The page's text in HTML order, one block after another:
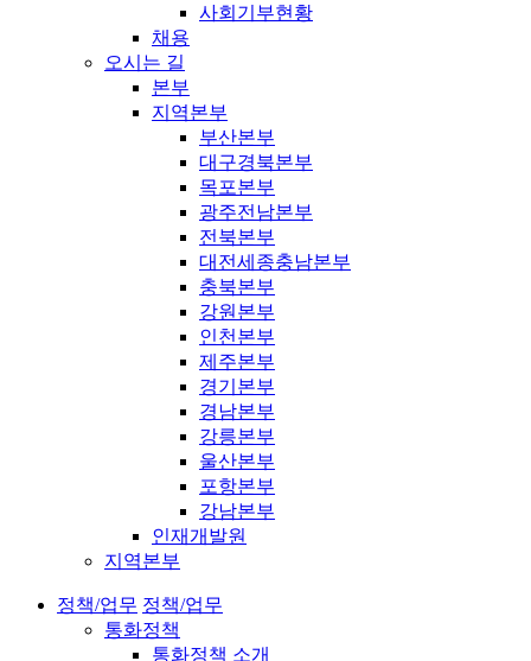
사회기부현황
채용
오시는 길
본부
지역본부
부산본부
대구경북본부
목포본부
광주전남본부
전북본부
대전세종충남본부
충북본부
강원본부
인천본부
제주본부
경기본부
경남본부
강릉본부
울산본부
포항본부
강남본부
인재개발원
지역본부
정책/업무 정책/업무
통화정책
통화정책 소개